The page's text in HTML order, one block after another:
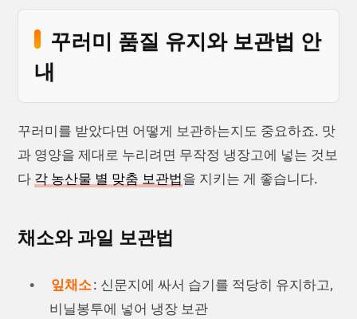
꾸러미 품질 유지와 보관법 안
내
꾸러미를 받았다면 어떻게 보관하는지도 중요하죠. 맛
과 영양을 제대로 누리려면 무작정 냉장고에 넣는 것보
다 각 농산물 별 맞춤 보관법을 지키는 게 좋습니다.
채소와 과일 보관법
잎채소: 신문지에 싸서 습기를 적당히 유지하고,
비닐봉투에 넣어 냉장 보관